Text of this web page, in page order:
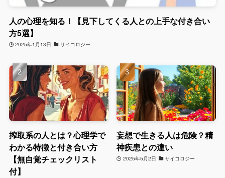
人の心理を知る！【見下してくる人との上手な付き合い
方5選】
2025年1月13日 サイコロジー
搾取系の人とは？心理学で
わかる特徴と付き合い方
【無自覚チェックリスト
付】
妄想で生きる人は危険？精
神疾患との違い
2025年5月2日 サイコロジー